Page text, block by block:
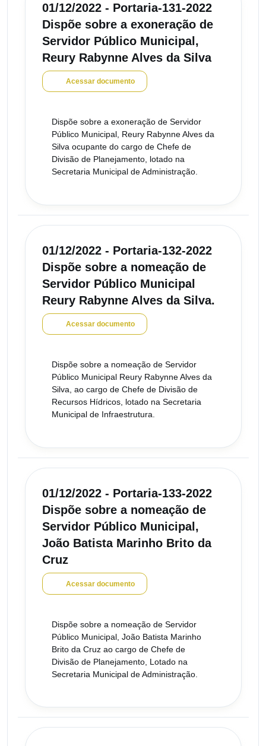
01/12/2022 - Portaria-131-2022
Dispõe sobre a exoneração de
Servidor Público Municipal,
Reury Rabynne Alves da Silva
Acessar documento
Dispõe sobre a exoneração de Servidor
Público Municipal, Reury Rabynne Alves da
Silva ocupante do cargo de Chefe de
Divisão de Planejamento, lotado na
Secretaria Municipal de Administração.
01/12/2022 - Portaria-132-2022
Dispõe sobre a nomeação de
Servidor Público Municipal
Reury Rabynne Alves da Silva.
Acessar documento
Dispõe sobre a nomeação de Servidor
Público Municipal Reury Rabynne Alves da
Silva, ao cargo de Chefe de Divisão de
Recursos Hídricos, lotado na Secretaria
Municipal de Infraestrutura.
01/12/2022 - Portaria-133-2022
Dispõe sobre a nomeação de
Servidor Público Municipal,
João Batista Marinho Brito da
Cruz
Acessar documento
Dispõe sobre a nomeação de Servidor
Público Municipal, João Batista Marinho
Brito da Cruz ao cargo de Chefe de
Divisão de Planejamento, Lotado na
Secretaria Municipal de Administração.